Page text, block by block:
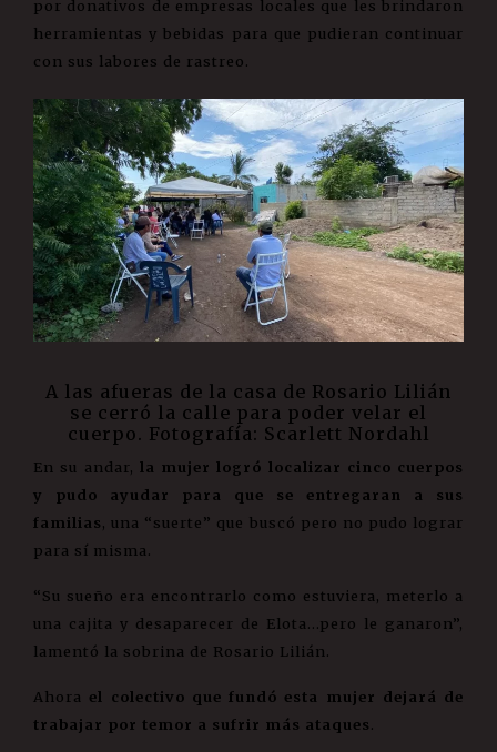
por donativos de empresas locales que les brindaron
herramientas y bebidas para que pudieran continuar
con sus labores de rastreo.
A las afueras de la casa de Rosario Lilián
se cerró la calle para poder velar el
cuerpo. Fotografía: Scarlett Nordahl
En su andar, la mujer logró localizar cinco cuerpos
y pudo ayudar para que se entregaran a sus
familias, una “suerte” que buscó pero no pudo lograr
para sí misma.
“Su sueño era encontrarlo como estuviera, meterlo a
una cajita y desaparecer de Elota…pero le ganaron”,
lamentó la sobrina de Rosario Lilián.
Ahora el colectivo que fundó esta mujer dejará de
trabajar por temor a sufrir más ataques.